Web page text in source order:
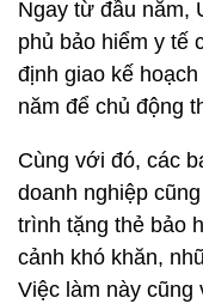
Ngay từ đầu năm,
phủ bảo hiểm y tế
định giao kế
năm để chủ động
Cùng với đó, các
doanh nghiệp
trình tặng thẻ bảo
cảnh khó khăn,
Việc làm này cũng